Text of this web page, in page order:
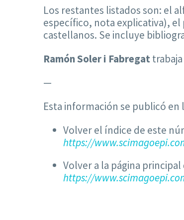
Los restantes listados son: el
específico, nota explicativa), el
castellanos. Se incluye
Ramón Soler i Fabregat
—
Esta información se publicó en
Volver el índice de este
https://
Volver a la página principal
https://